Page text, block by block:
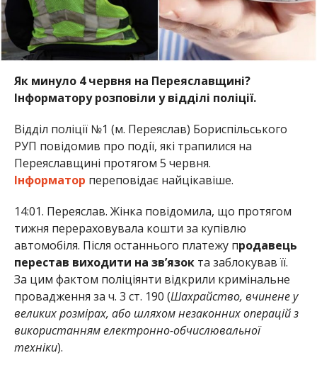
Як минуло 4 червня на Переяславщині?
Інформатору розповіли у відділі поліції.
Відділ поліції №1 (м. Переяслав) Бориспільського
РУП повідомив про події, які трапилися на
Переяславщині протягом 5 червня.
Інформатор переповідає найцікавіше.
14:01. Переяслав. Жінка повідомила, що протягом
тижня перераховувала кошти за купівлю
автомобіля. Після останнього платежу продавець
перестав виходити на зв’язокта заблокував її.
За цим фактом поліціянти відкрили кримінальне
провадження за ч. 3 ст. 190 (Шахрайство, вчинене у
великих розмірах, або шляхом незаконних операцій з
використанням електронно-обчислювальної
техніки).